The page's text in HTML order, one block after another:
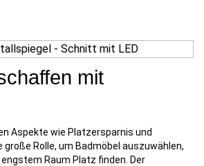
mit
Aspekte wie Platzersparnis und
Rolle, um Badmöbel auszuwählen,
Raum Platz finden. Der